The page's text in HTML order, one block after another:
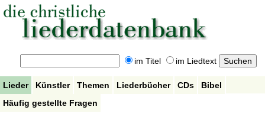
im Titel im Liedtext
Lieder Künstler Themen Liederbücher CDs
Bibel
Häufig gestellte Fragen